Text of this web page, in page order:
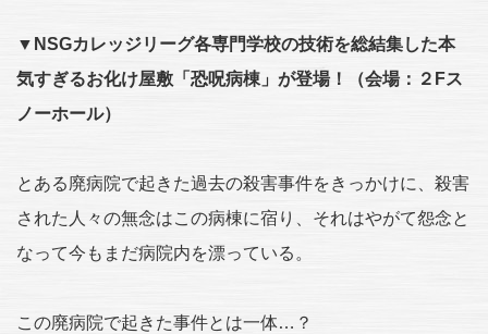
▼NSGカレッジリーグ各専門学校の技術を総結集した本
気すぎるお化け屋敷「恐呪病棟」が登場！（会場：２Fス
ノーホール）
とある廃病院で起きた過去の殺害事件をきっかけに、殺害
された人々の無念はこの病棟に宿り、それはやがて怨念と
なって今もまだ病院内を漂っている。
この廃病院で起きた事件とは一体…？